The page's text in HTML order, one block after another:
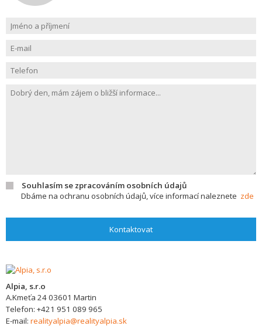
Souhlasím se zpracováním osobních údajů
Dbáme na ochranu osobních údajů, více informací naleznete zde
Kontaktovat
Alpia, s.r.o
A.Kmeťa 2403601 Martin
Telefon: +421 951 089 965
E-mail: realityalpia@realityalpia.sk